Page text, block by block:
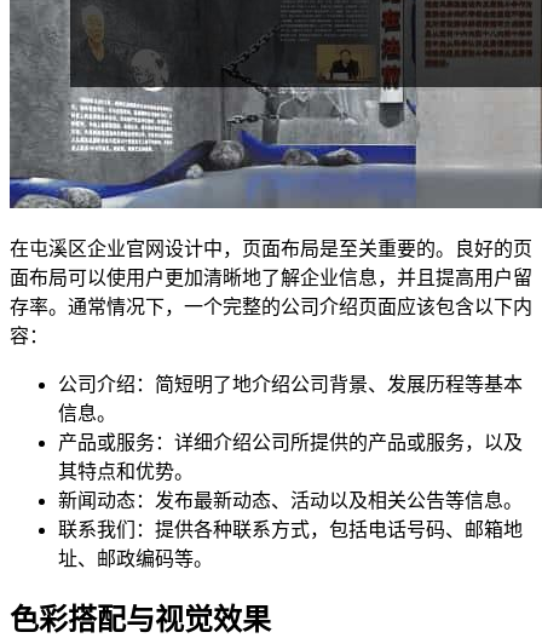
在屯溪区企业官网设计中，页面布局是至关重要的。良好的页
面布局可以使用户更加清晰地了解企业信息，并且提高用户留
存率。通常情况下，一个完整的公司介绍页面应该包含以下内
容：
公司介绍：简短明了地介绍公司背景、发展历程等基本
信息。
产品或服务：详细介绍公司所提供的产品或服务，以及
其特点和优势。
新闻动态：发布最新动态、活动以及相关公告等信息。
联系我们：提供各种联系方式，包括电话号码、邮箱地
址、邮政编码等。
色彩搭配与视觉效果